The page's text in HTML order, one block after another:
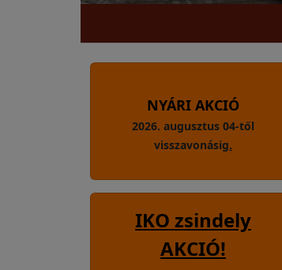
NYÁRI AKCIÓ
2026. augusztus 04-től
visszavonásig.
IKO zsindely
AKCIÓ!